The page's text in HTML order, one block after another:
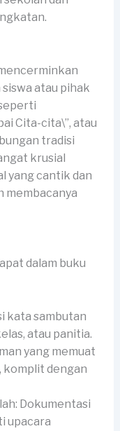
atau pihak
Cita-cita\”, atau
tradisi
krusial
yang cantik dan
membacanya
dalam buku
kata sambutan
atau panitia.
yang memuat
komplit dengan
Dokumentasi
upacara